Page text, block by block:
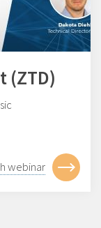
(ZTD)
webinar